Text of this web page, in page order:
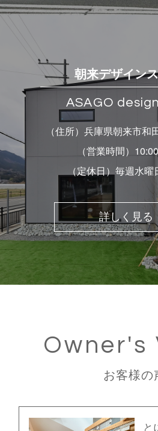
朝来デザイン
ASAGO
（住所）兵庫県朝来市和
（営業時間）
（定休日）毎週水
詳しく見る
Owner's
お客様の
と